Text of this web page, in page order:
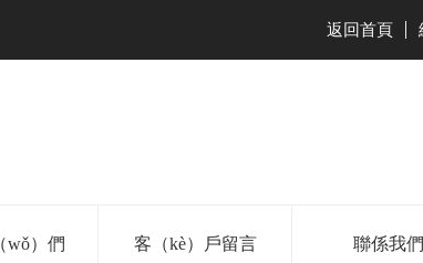
返回首頁
wǒ）們 客（kè）戶留言 聯係我們